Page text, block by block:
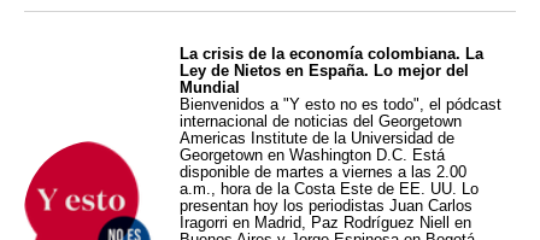
La crisis de la economía colombiana. La
Ley de Nietos en España. Lo mejor del
Mundial
Bienvenidos a "Y esto no es todo", el pódcast
internacional de noticias del Georgetown
Americas Institute de la Universidad de
Georgetown en Washington D.C. Está
disponible de martes a viernes a las 2.00
a.m., hora de la Costa Este de EE. UU. Lo
presentan hoy los periodistas Juan Carlos
Iragorri en Madrid, Paz Rodríguez Niell en